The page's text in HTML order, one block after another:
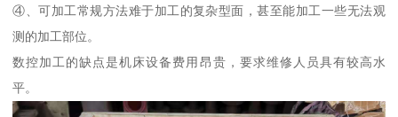
④、可加工常规方法难于加工的复杂型面，甚至能加工一些无法观
测的加工部位。
数控加工的缺点是机床设备费用昂贵，要求维修人员具有较高水
平。